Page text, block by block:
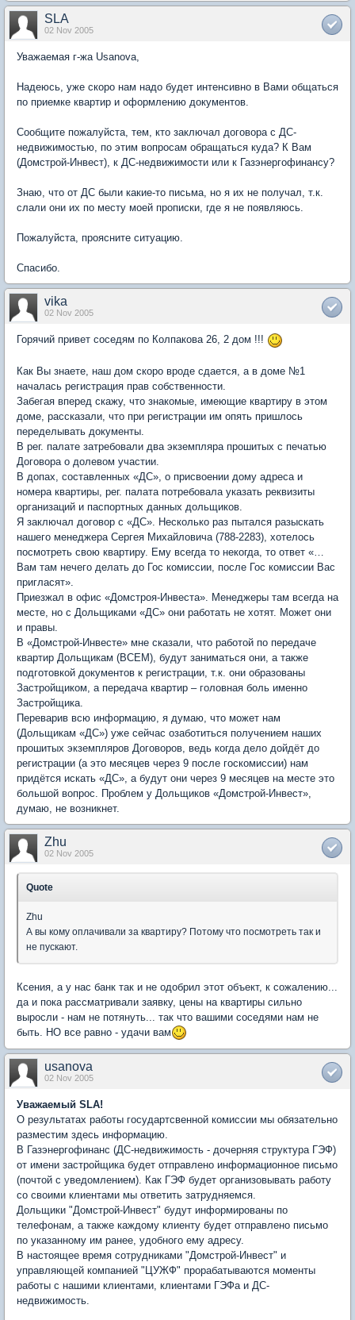
SLA
02 Nov 2005
Уважаемая г-жа Usanova,
Надеюсь, уже скоро нам надо будет интенсивно в Вами общаться
по приемке квартир и оформлению документов.
Сообщите пожалуйста, тем, кто заключал договора с ДС-
недвижимостью, по этим вопросам обращаться куда? К Вам
(Домстрой-Инвест), к ДС-недвижимости или к Газэнергофинансу?
Знаю, что от ДС были какие-то письма, но я их не получал, т.к.
слали они их по месту моей прописки, где я не появляюсь.
Пожалуйста, проясните ситуацию.
Спасибо.
vika
02 Nov 2005
Горячий привет соседям по Колпакова 26, 2 дом !!!
Как Вы знаете, наш дом скоро вроде сдается, а в доме №1
началась регистрация прав собственности.
Забегая вперед скажу, что знакомые, имеющие квартиру в этом
доме, рассказали, что при регистрации им опять пришлось
переделывать документы.
В рег. палате затребовали два экземпляра прошитых с печатью
Договора о долевом участии.
В допах, составленных «ДС», о присвоении дому адреса и
номера квартиры, рег. палата потребовала указать реквизиты
организаций и паспортных данных дольщиков.
Я заключал договор с «ДС». Несколько раз пытался разыскать
нашего менеджера Сергея Михайловича (788-2283), хотелось
посмотреть свою квартиру. Ему всегда то некогда, то ответ «…
Вам там нечего делать до Гос комиссии, после Гос комиссии Вас
пригласят».
Приезжал в офис «Домстроя-Инвеста». Менеджеры там всегда на
месте, но с Дольщиками «ДС» они работать не хотят. Может они
и правы.
В «Домстрой-Инвесте» мне сказали, что работой по передаче
квартир Дольщикам (ВСЕМ), будут заниматься они, а также
подготовкой документов к регистрации, т.к. они образованы
Застройщиком, а передача квартир – головная боль именно
Застройщика.
Переварив всю информацию, я думаю, что может нам
(Дольщикам «ДС») уже сейчас озаботиться получением наших
прошитых экземпляров Договоров, ведь когда дело дойдёт до
регистрации (а это месяцев через 9 после госкомиссии) нам
придётся искать «ДС», а будут они через 9 месяцев на месте это
большой вопрос. Проблем у Дольщиков «Домстрой-Инвест»,
думаю, не возникнет.
Zhu
02 Nov 2005
Quote
Zhu
А вы кому оплачивали за квартиру? Потому что посмотреть так и
не пускают.
Ксения, а у нас банк так и не одобрил этот объект, к сожалению...
да и пока рассматривали заявку, цены на квартиры сильно
выросли - нам не потянуть... так что вашими соседями нам не
быть. НО все равно - удачи вам
usanova
02 Nov 2005
Уважаемый SLA!
О результатах работы государтсвенной комиссии мы обязательно
разместим здесь информацию.
В Газэнергофинанс (ДС-недвижимость - дочерняя структура ГЭФ)
от имени застройщика будет отправлено информационное письмо
(почтой с уведомлением). Как ГЭФ будет организовывать работу
со своими клиентами мы ответить затрудняемся.
Дольщики "Домстрой-Инвест" будут информированы по
телефонам, а также каждому клиенту будет отправлено письмо
по указанному им ранее, удобного ему адресу.
В настоящее время сотрудниками "Домстрой-Инвест" и
управляющей компанией "ЦУЖФ" прорабатываются моменты
работы с нашими клиентами, клиентами ГЭФа и ДС-
недвижимость.